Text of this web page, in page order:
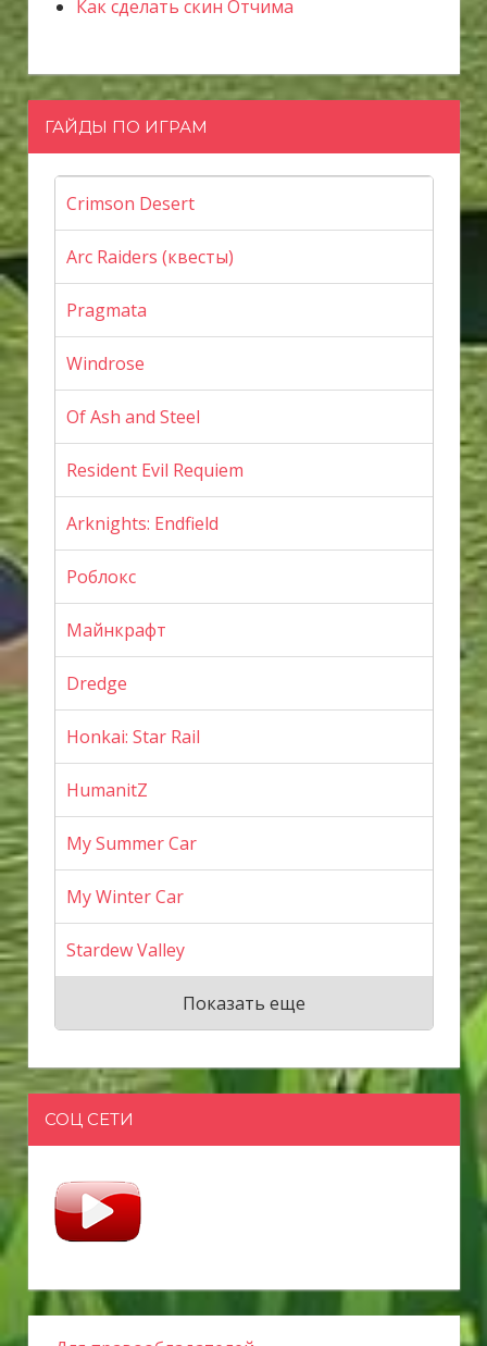
Как сделать скин Отчима
ГАЙДЫ ПО ИГРАМ
Crimson Desert
Arc Raiders (квесты)
Pragmata
Windrose
Of Ash and Steel
Resident Evil Requiem
Arknights: Endfield
Роблокс
Майнкрафт
Dredge
Honkai: Star Rail
HumanitZ
My Summer Car
My Winter Car
Stardew Valley
Показать еще
СОЦ СЕТИ